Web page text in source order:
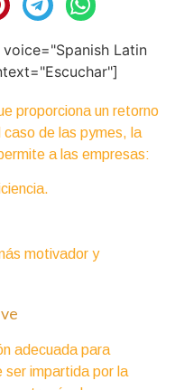
Latin
proporciona un retorno
caso de las pymes, la
a las empresas:
motivador y
adecuada para
ser impartida por la